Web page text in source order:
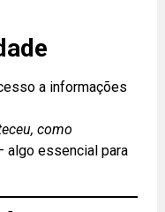
a informações
como
algo essencial para